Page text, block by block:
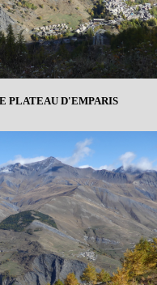
PLATEAU D'EMPARIS